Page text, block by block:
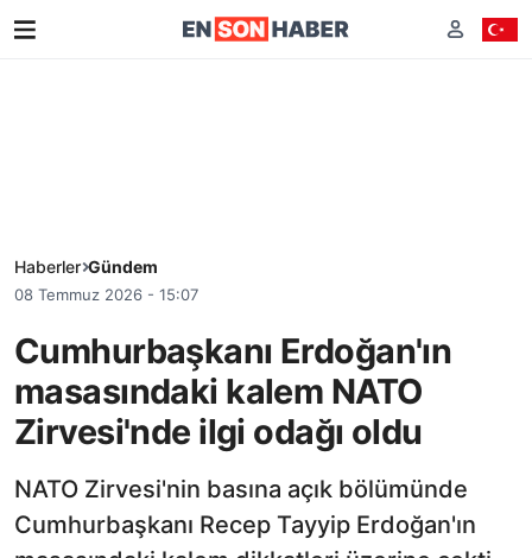
Haberler Gündem
08 Temmuz 2026 - 15:07
Cumhurbaşkanı Erdoğan'ın
masasındaki kalem NATO
Zirvesi'nde ilgi odağı oldu
NATO Zirvesi'nin basına açık bölümünde
Cumhurbaşkanı Recep Tayyip Erdoğan'ın